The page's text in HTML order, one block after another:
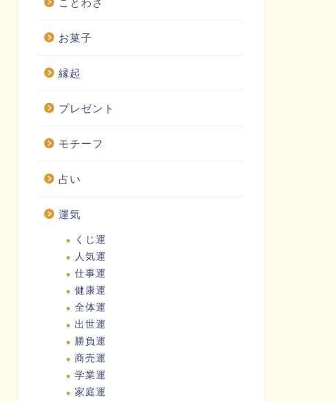
お菓子
縁起
プレゼント
モチーフ
占い
運気
くじ運
人気運
仕事運
健康運
全体運
出世運
勝負運
商売運
学業運
家庭運